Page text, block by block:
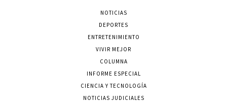
NOTICIAS
DEPORTES
ENTRETENIMIENTO
VIVIR MEJOR
COLUMNA
INFORME ESPECIAL
CIENCIA Y TECNOLOGÍA
NOTICIAS JUDICIALES